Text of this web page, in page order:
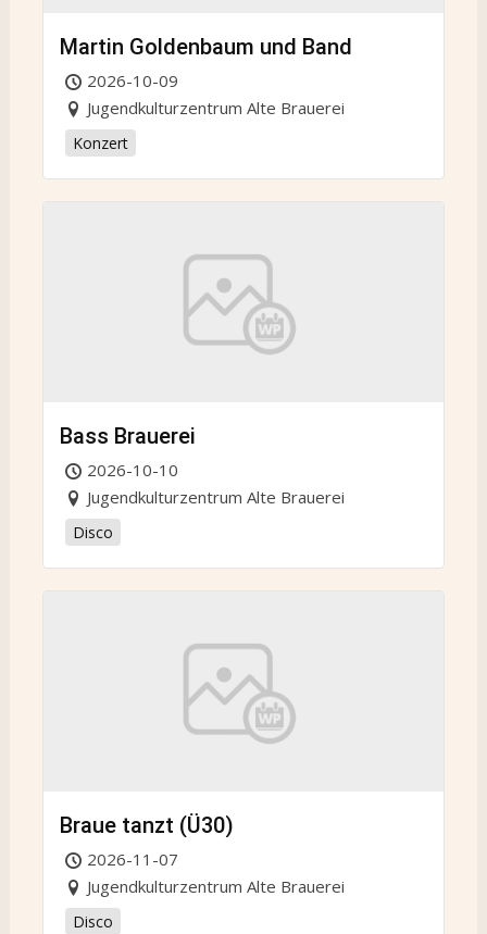
Martin Goldenbaum und Band
2026-10-09
Jugendkulturzentrum Alte Brauerei
Konzert
Bass Brauerei
2026-10-10
Jugendkulturzentrum Alte Brauerei
Disco
Braue tanzt (Ü30)
2026-11-07
Jugendkulturzentrum Alte Brauerei
Disco